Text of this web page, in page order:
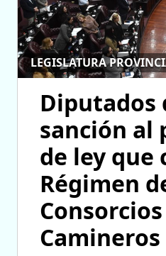
LEGISLATURA
Diputados
sanción al
de ley que
Régimen
Consorcios
Camineros